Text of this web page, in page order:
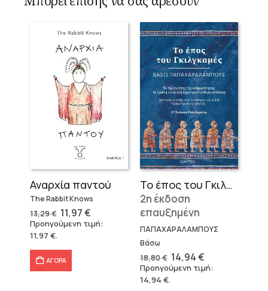
Αναρχία παντού
The Rabbit Knows
13,29€ Original
price
was:
11,97€Η
τρέχουσα
τιμή
Προηγούμενη τιμή:
11,97 €.
ΑΓΟΡΑ
Το έπος του Γκιλγκαμές
2η έκδοση
επαυξημένη
ΠΑΠΑΧΑΡΑΛΑΜΠΟΥΣ
Βάσω
18,80€ Original
price
was:
18,80 €.
14,94€Η
τρέχουσα
τιμή
Προηγούμενη τιμή:
14,94 €.